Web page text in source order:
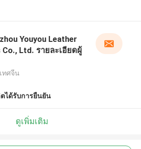
Youyou Leather
Co., Ltd. รายละเอียดผู้
ทศจีน
ได้รับการยืนยัน
ดูเพิ่มเติม